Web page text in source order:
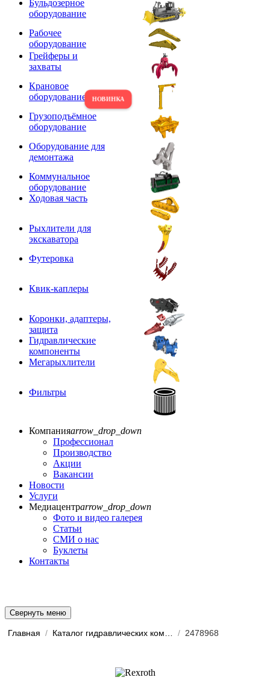
Бульдозерное
оборудование
Рабочее
оборудование
Грейферы и
захваты
Крановое
оборудование
Грузоподъёмное
оборудование
Оборудование для
демонтажа
Коммунальное
оборудование
Ходовая часть
Рыхлители для
экскаватора
Футеровка
Квик-каплеры
Коронки, адаптеры,
защита
Гидравлические
компоненты
Мегарыхлители
Фильтры
Компанияarrow_drop_down
Профессионал
Производство
Акции
Вакансии
Новости
Услуги
Медиацентрarrow_drop_down
Фото и видео галерея
Статьи
СМИ о нас
Буклеты
Контакты
Свернуть меню
Главная / / 2478968